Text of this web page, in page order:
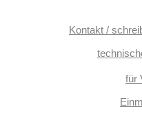
Kontakt /
für